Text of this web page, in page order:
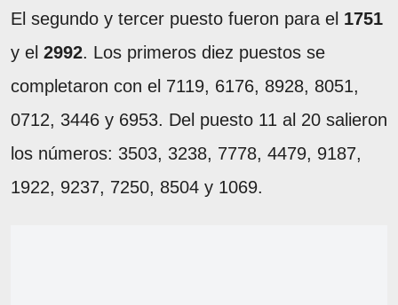
El segundo y tercer puesto fueron para el 1751
y el 2992. Los primeros diez puestos se
completaron con el 7119, 6176, 8928, 8051,
0712, 3446 y 6953. Del puesto 11 al 20 salieron
los números: 3503, 3238, 7778, 4479, 9187,
1922, 9237, 7250, 8504 y 1069.